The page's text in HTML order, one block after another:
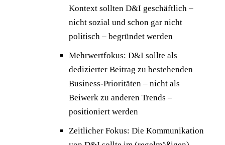
Kontext sollten D&I geschäftlich –
nicht sozial und schon gar nicht
politisch – begründet werden
Mehrwertfokus: D&I sollte als
dedizierter Beitrag zu bestehenden
Business-Prioritäten – nicht als
Beiwerk zu anderen Trends –
positioniert werden
Zeitlicher Fokus: Die Kommunikation